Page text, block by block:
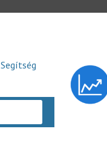
Segítség